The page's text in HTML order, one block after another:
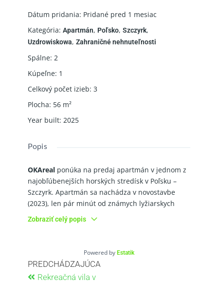
Dátum pridania: Pridané pred 1 mesiac
Kategória: Apartmán, Poľsko, Szczyrk,
Uzdrowiskowa, Zahraničné nehnuteľnosti
Spálne: 2
Kúpeľne: 1
Celkový počet izieb: 3
Plocha: 56 m²
Year built: 2025
Popis
OKArealponúka na predaj apartmán v jednom z
najobľúbenejších horských stredísk v Poľsku –
Szczyrk. Apartmán sa nachádza v novostavbe
(2023), len pár minút od známych lyžiarskych
areálov a turistických trás.
Rozloha apartmánu je 55 m².
Apartmán pozostáva z :
Zobraziť celý popis
Powered by Estatik
PREDCHÁDZAJÚCA
Rekreačná vila v